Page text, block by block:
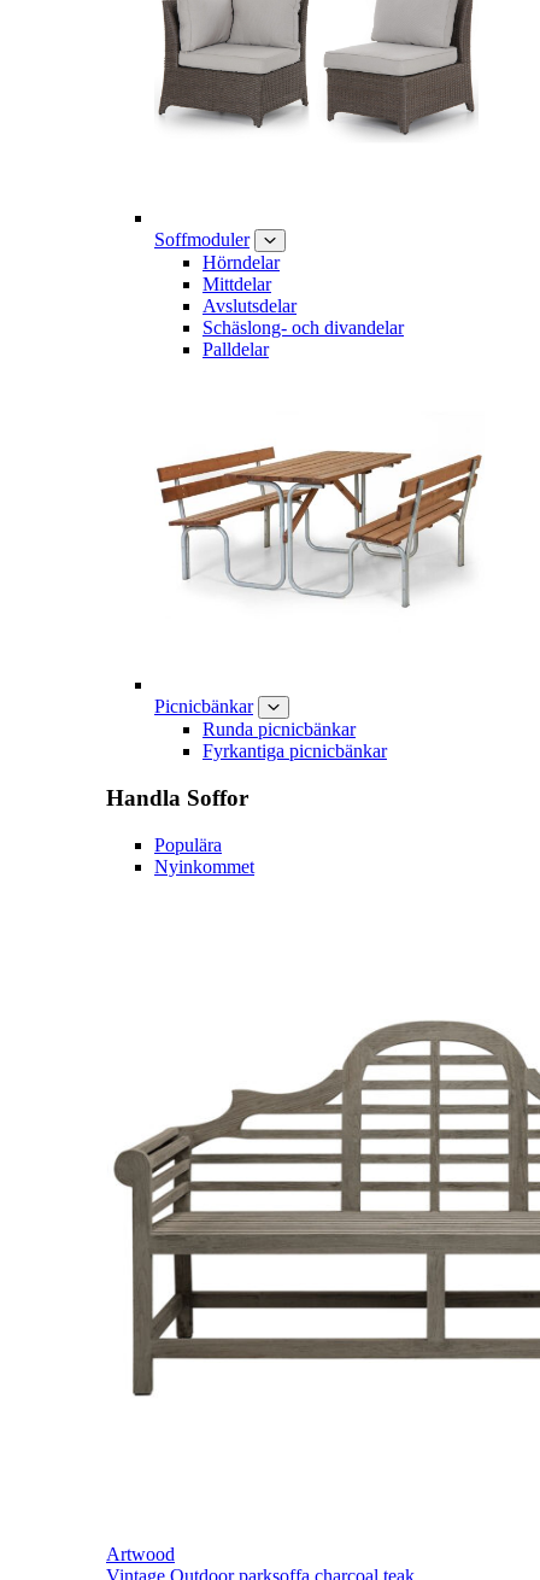
Soffmoduler
Hörndelar
Mittdelar
Avslutsdelar
Schäslong- och divandelar
Palldelar
Picnicbänkar
Runda picnicbänkar
Fyrkantiga picnicbänkar
Handla Soffor
Populära
Nyinkommet
Artwood
Vintage Outdoor parksoffa charcoal teak